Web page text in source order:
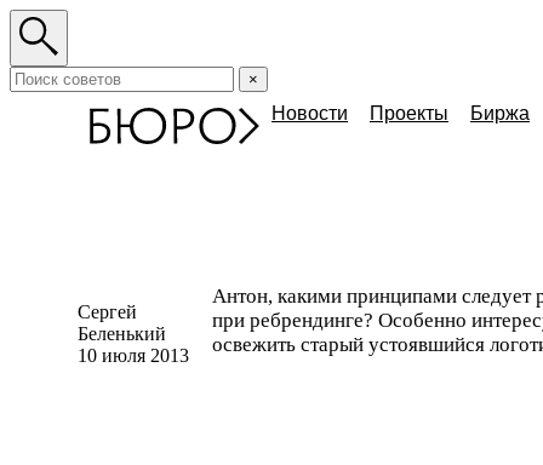
×
Новости Проекты Биржа
Сергей
Беленький
10 июля 2013
Антон, какими принципами следует
при ребрендинге? Особенно
освежить старый устоявшийся